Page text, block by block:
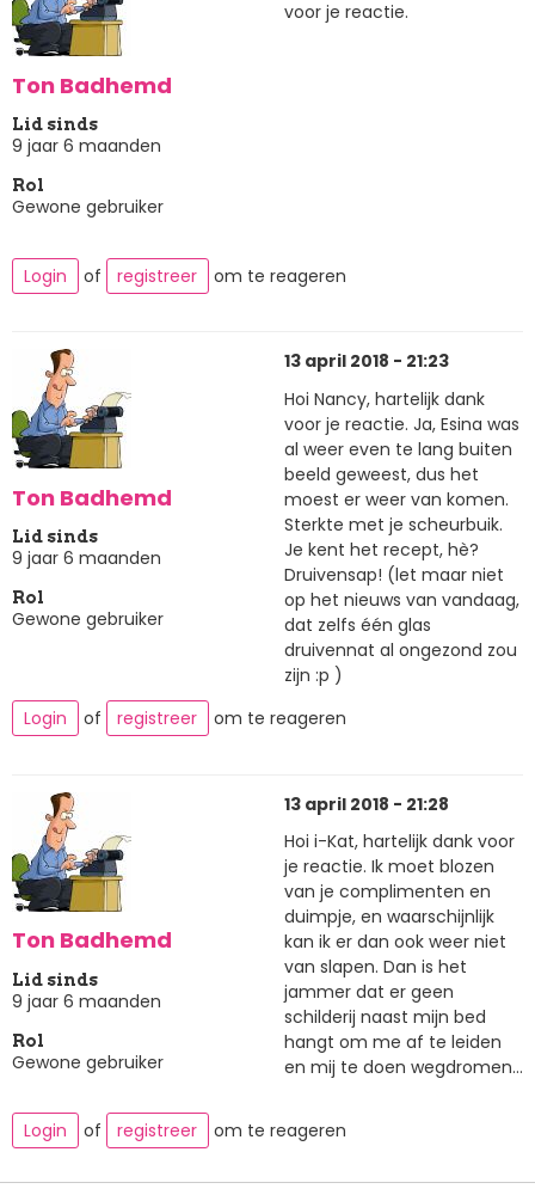
Ton Badhemd
Lid sinds
9 jaar 6 maanden
Rol
Gewone gebruiker
voor je reactie.
Login of registreer om te reageren
Ton Badhemd
Lid sinds
9 jaar 6 maanden
Rol
Gewone gebruiker
13 april 2018 - 21:23
Hoi Nancy, hartelijk dank
voor je reactie. Ja, Esina was
al weer even te lang buiten
beeld geweest, dus het
moest er weer van komen.
Sterkte met je scheurbuik.
Je kent het recept, hè?
Druivensap! (let maar niet
op het nieuws van vandaag,
dat zelfs één glas
druivennat al ongezond zou
zijn :p )
Login
of registreer om te reageren
Ton Badhemd
Lid sinds
9 jaar 6 maanden
Rol
Gewone gebruiker
13 april 2018 - 21:28
Hoi i-Kat, hartelijk dank voor
je reactie. Ik moet blozen
van je complimenten en
duimpje, en waarschijnlijk
kan ik er dan ook weer niet
van slapen. Dan is het
jammer dat er geen
schilderij naast mijn bed
hangt om me af te leiden
en mij te doen wegdromen...
Login of registreer om te reageren